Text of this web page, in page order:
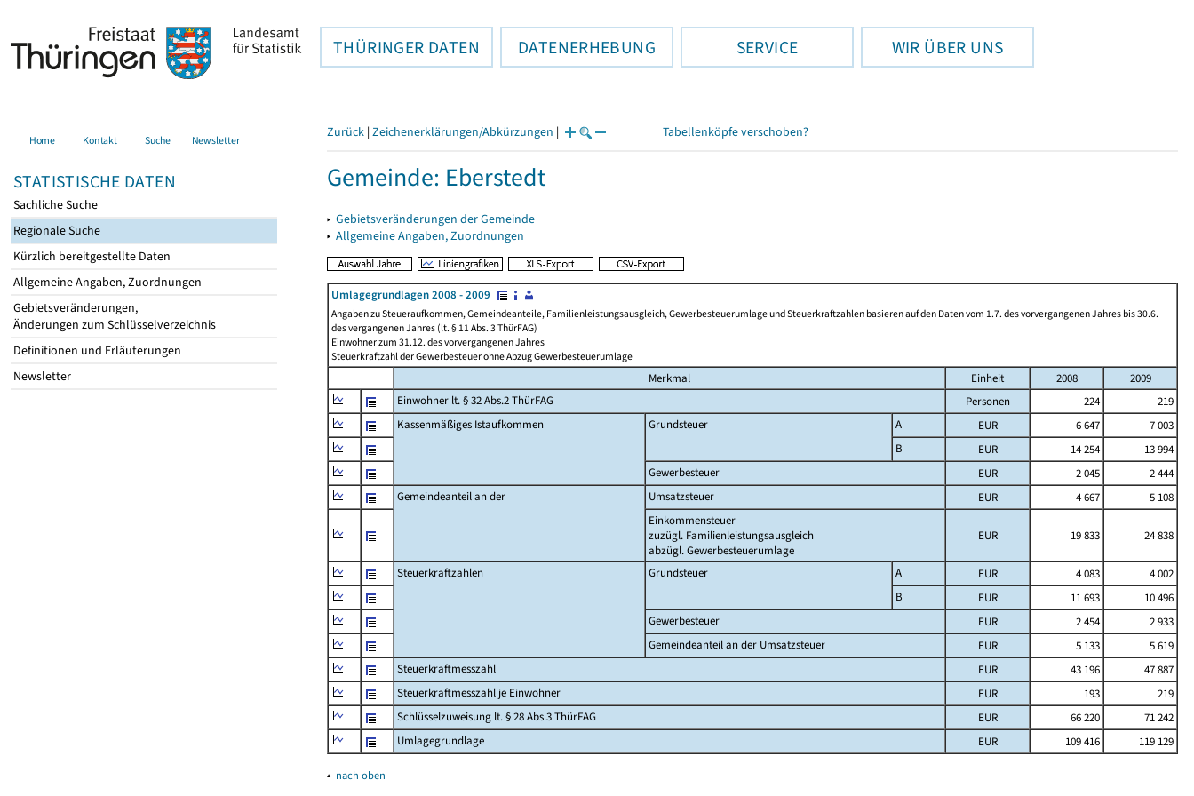
THÜRINGER DATEN DATENERHEBUNG SERVICE WIR ÜBER UNS
Home Kontakt Suche Newsletter
STATISTISCHE DATEN
Sachliche Suche
Regionale Suche
Kürzlich bereitgestellte Daten
Allgemeine Angaben, Zuordnungen
Gebietsveränderungen,
Änderungen zum Schlüsselverzeichnis
Definitionen und Erläuterungen
Newsletter
Zurück | Zeichenerklärungen/Abkürzungen | Tabellenköpfe verschoben?
Gemeinde: Eberstedt
▸ Gebietsveränderungen der Gemeinde
▸ Allgemeine Angaben, Zuordnungen
Umlagegrundlagen 2008 - 2009
Angaben zu Steueraufkommen, Gemeindeanteile, Familienleistungsausgleich, Gewerbesteuerumlage und Steuerkraftzahlen basieren auf den Daten vom 1.7. des vorvergangenen Jahres bis 30.6.
des vergangenen Jahres (lt. § 11 Abs. 3 ThürFAG)
Einwohner zum 31.12. des vorvergangenen Jahres
Steuerkraftzahl der Gewerbesteuer ohne Abzug Gewerbesteuerumlage
Merkmal Einheit 2008
2009
Einwohner lt. § 32 Abs.2 ThürFAG
Personen 224
219
Kassenmäßiges Istaufkommen
Grundsteuer A EUR 6 647
7 003
B
EUR 14 254
13 994
Gewerbesteuer
EUR 2 045
2 444
Gemeindeanteil an der
Umsatzsteuer EUR 4 667
5 108
Einkommensteuer
zuzügl. Familienleistungsausgleich
abzügl. Gewerbesteuerumlage
EUR 19 833 24 838
Steuerkraftzahlen Grundsteuer A EUR 4 083
4 002
B
EUR 11 693
10 496
Gewerbesteuer
EUR 2 454
2 933
Gemeindeanteil an der Umsatzsteuer
EUR 5 133
5 619
Steuerkraftmesszahl
EUR 43 196
47 887
Steuerkraftmesszahl je Einwohner
EUR 193
219
Schlüsselzuweisung lt. § 28 Abs.3 ThürFAG
EUR 66 220
71 242
Umlagegrundlage
EUR 109 416 119 129
▴ nach oben